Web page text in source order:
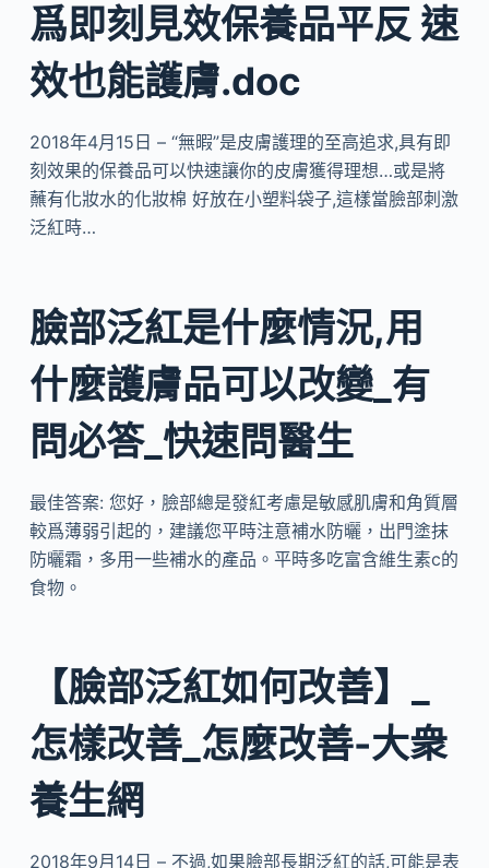
爲即刻見效保養品平反 速
效也能護膚.doc
2018年4月15日 – “無暇”是皮膚護理的至高追求,具有即
刻效果的保養品可以快速讓你的皮膚獲得理想…或是將
蘸有化妝水的化妝棉 好放在小塑料袋子,這樣當臉部刺激
泛紅時…
臉部泛紅是什麼情況,用
什麼護膚品可以改變_有
問必答_快速問醫生
最佳答案: 您好，臉部總是發紅考慮是敏感肌膚和角質層
較爲薄弱引起的，建議您平時注意補水防曬，出門塗抹
防曬霜，多用一些補水的產品。平時多吃富含維生素c的
食物。
【臉部泛紅如何改善】_
怎樣改善_怎麼改善-大衆
養生網
2018年9月14日 – 不過,如果臉部長期泛紅的話,可能是表